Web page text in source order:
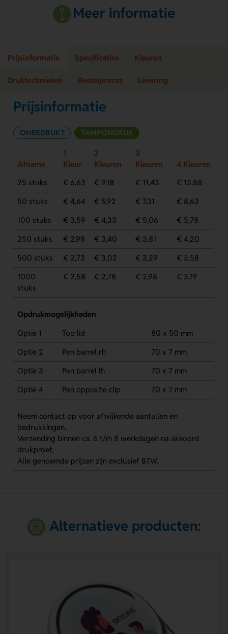
Meer informatie
Prijsinformatie Specificaties Kleuren
Druktechnieken Bestelproces Levering
Prijsinformatie
ONBEDRUKT TAMPONDRUK
Afname
1
Kleur
2
Kleuren
3
Kleuren
4 Kleuren
25 stuks
€ 6,63 € 9,18 € 11,43
€ 13,88
50 stuks
€ 4,64 € 5,92 € 7,31
€ 8,63
100 stuks
€ 3,59 € 4,33 € 5,06
€ 5,78
250 stuks
€ 2,98 € 3,40 € 3,81
€ 4,20
500 stuks
€ 2,73 € 3,02 € 3,29
€ 3,58
1000
stuks
€ 2,58 € 2,78 € 2,98 € 3,19
Opdrukmogelijkheden
Optie 1
Top lid
80 x 50 mm
Optie 2
Pen barrel rh
70 x 7 mm
Optie 3
Pen barrel lh
70 x 7 mm
Optie 4
Pen opposite clip 70 x 7 mm
Neem contact op voor afwijkende aantallen en
bedrukkingen.
Verzending binnen ca. 6 t/m 8 werkdagen na akkoord
drukproef.
Alle genoemde prijzen zijn exclusief BTW.
Alternatieve producten: